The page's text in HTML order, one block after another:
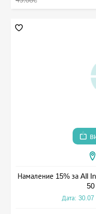
Намаление 15% за All
50
Дата: